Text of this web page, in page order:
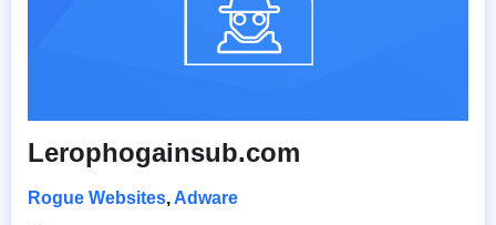
Lerophogainsub.com
Rogue Websites, Adware